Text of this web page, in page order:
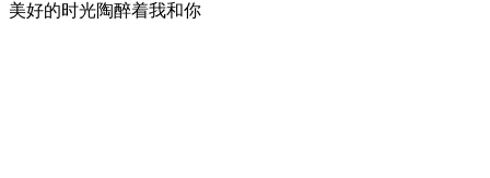
美好的时光陶醉着我和你